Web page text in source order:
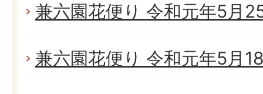
兼六園花便り 令和元年5月
兼六園花便り 令和元年5月